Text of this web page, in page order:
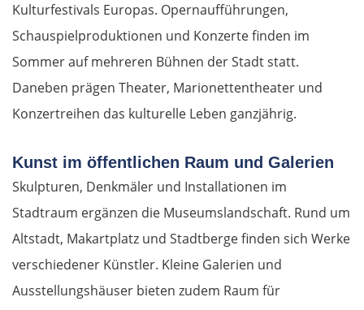
Kulturfestivals Europas. Opernaufführungen,
Schauspielproduktionen und Konzerte finden im
Sommer auf mehreren Bühnen der Stadt statt.
Daneben prägen Theater, Marionettentheater und
Konzertreihen das kulturelle Leben ganzjährig.
Kunst im öffentlichen Raum und Galerien
Skulpturen, Denkmäler und Installationen im
Stadtraum ergänzen die Museumslandschaft. Rund um
Altstadt, Makartplatz und Stadtberge finden sich Werke
verschiedener Künstler. Kleine Galerien und
Ausstellungshäuser bieten zudem Raum für